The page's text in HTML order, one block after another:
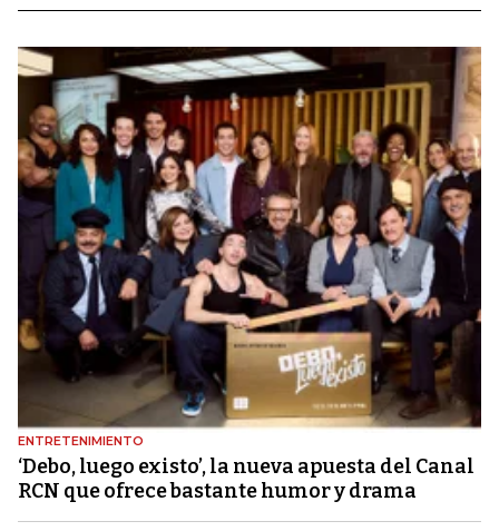
ENTRETENIMIENTO
‘Debo, luego existo’, la nueva apuesta del Canal
RCN que ofrece bastante humor y drama